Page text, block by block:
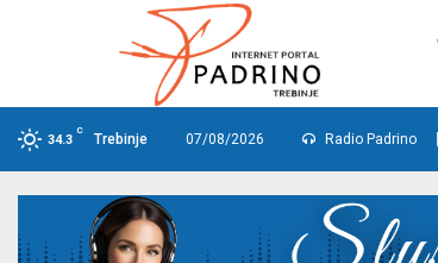
34.3
C
Trebinje 07/08/2026 Radio Padrino